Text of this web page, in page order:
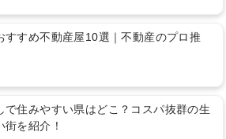
すすめ不動産屋10選｜不動産のプロ推
で住みやすい県はどこ？コスパ抜群の生
街を紹介！